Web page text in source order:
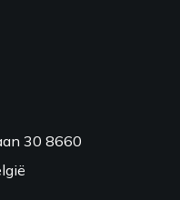
30 8660